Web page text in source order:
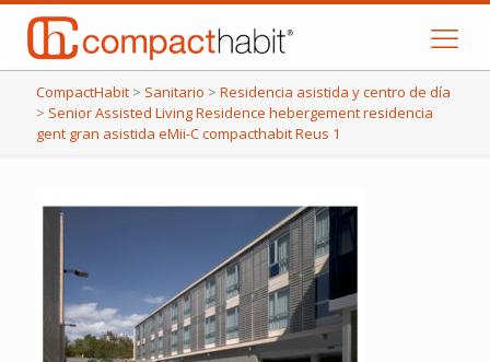
CompactHabit > Sanitario > Residencia asistida y centro de día
> Senior Assisted Living Residence hebergement residencia
gent gran asistida eMii-C compacthabit Reus 1